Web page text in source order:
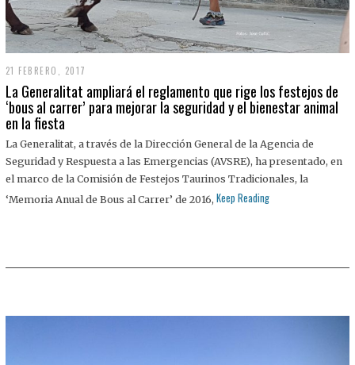
21 FEBRERO, 2017
La Generalitat ampliará el reglamento que rige los festejos de
‘bous al carrer’ para mejorar la seguridad y el bienestar animal
en la fiesta
La Generalitat, a través de la Dirección General de la Agencia de
Seguridad y Respuesta a las Emergencias (AVSRE), ha presentado, en
el marco de la Comisión de Festejos Taurinos Tradicionales, la
‘Memoria Anual de Bous al Carrer’ de 2016, Keep Reading